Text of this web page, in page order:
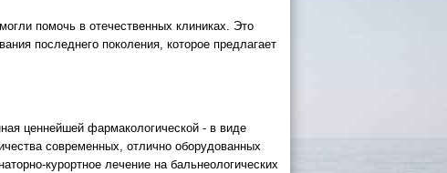
на черное
помочь в отечественных клиниках. Это
последнего поколения, которое предлагает
ценнейшей фармакологической - в виде
современных, отлично оборудованных
курортное лечение на бальнеологических